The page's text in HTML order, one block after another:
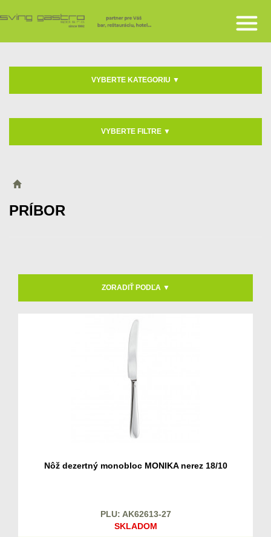
VYBERTE KATEGORIU ▼
VYBERTE FILTRE ▼
PRÍBOR
ZORADIŤ PODĽA ▼
Nôž dezertný monobloc MONIKA nerez 18/10
PLU: AK62613-27
SKLADOM